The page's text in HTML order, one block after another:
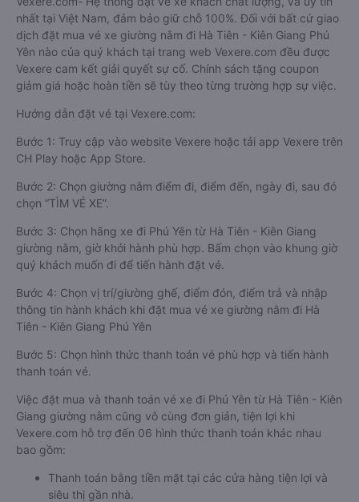
nhất tại Việt Nam, đảm bảo giữ chỗ 100%. Đối với bất cứ giao
dịch đặt mua vé xe giường nằm đi Hà Tiên - Kiên Giang Phú
Yên nào của quý khách tại trang web Vexere.com đều được
Vexere cam kết giải quyết sự cố. Chính sách tặng coupon
giảm giá hoặc hoàn tiền sẽ tùy theo từng trường hợp sự việc.
Hướng dẫn đặt vé tại Vexere.com:
Bước 1: Truy cập vào website Vexere hoặc tải app Vexere trên
CH Play hoặc App Store.
Bước 2: Chọn giường nằm điểm đi, điểm đến, ngày đi, sau đó
chọn “TÌM VÉ XE”.
Bước 3: Chọn hãng xe đi Phú Yên từ Hà Tiên - Kiên Giang
giường nằm, giờ khởi hành phù hợp. Bấm chọn vào khung giờ
quý khách muốn đi để tiến hành đặt vé.
Bước 4: Chọn vị trí/giường ghế, điểm đón, điểm trả và nhập
thông tin hành khách khi đặt mua vé xe giường nằm đi Hà
Tiên - Kiên Giang Phú Yên
Bước 5: Chọn hình thức thanh toán vé phù hợp và tiến hành
thanh toán vé.
Việc đặt mua và thanh toán vé xe đi Phú Yên từ Hà Tiên - Kiên
Giang giường nằm cũng vô cùng đơn giản, tiện lợi khi
Vexere.com hỗ trợ đến 06 hình thức thanh toán khác nhau
bao gồm:
Thanh toán bằng tiền mặt tại các cửa hàng tiện lợi và
siêu thị gần nhà.